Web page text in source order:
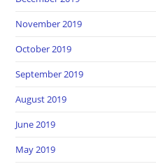
November 2019
October 2019
September 2019
August 2019
June 2019
May 2019